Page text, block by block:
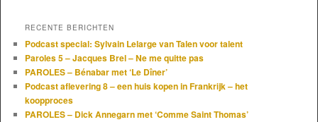
RECENTE BERICHTEN
Podcast special: Sylvain Lelarge van Talen voor talent
Paroles 5 – Jacques Brel – Ne me quitte pas
PAROLES – Bénabar met ‘Le Dîner’
Podcast aflevering 8 – een huis kopen in Frankrijk – het
koopproces
PAROLES – Dick Annegarn met ‘Comme Saint Thomas’